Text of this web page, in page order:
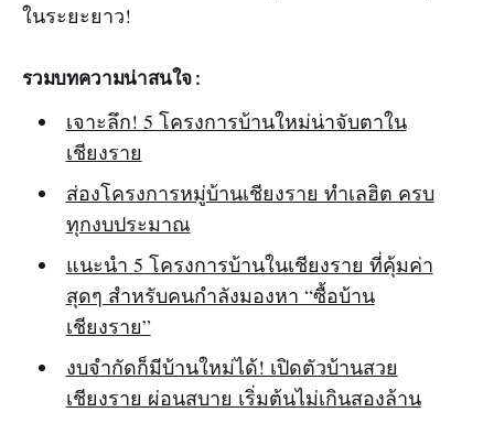
ในระยะยาว!
รวมบทความน่าสนใจ :
เจาะลึก! 5 โครงการบ้านใหม่น่าจับตาใน
เชียงราย
ส่องโครงการหมู่บ้านเชียงราย ทำเลฮิต ครบ
ทุกงบประมาณ
แนะนำ 5 โครงการบ้านในเชียงราย ที่คุ้มค่า
สุดๆ สำหรับคนกำลังมองหา “ซื้อบ้าน
เชียงราย”
งบจำกัดก็มีบ้านใหม่ได้! เปิดตัวบ้านสวย
เชียงราย ผ่อนสบาย เริ่มต้นไม่เกินสองล้าน